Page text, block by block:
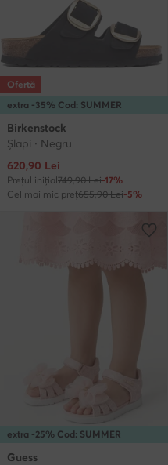
extra -35% Cod: SUMMER
Ofertă
Birkenstock
Şlapi · Negru
Prețul actual
620,90 Lei
Prețul inițial749,90 Lei-17%
Cel mai mic preț655,90 Lei-5%
extra -25% Cod: SUMMER
Guess